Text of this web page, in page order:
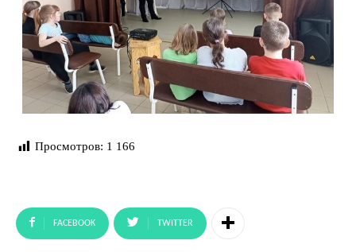
Просмотров: 1 166
FACEBOOK TWITTER